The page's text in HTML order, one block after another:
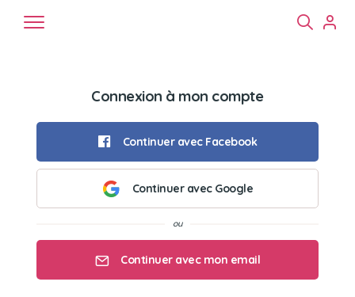
Chats
Connexion à mon compte
Continuer avec Facebook
Continuer avec Google
Continuer avec mon email